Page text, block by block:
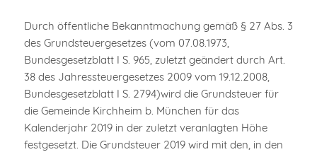
Durch öffentliche Bekanntmachung gemäß § 27 Abs. 3
des Grundsteuergesetzes (vom 07.08.1973,
Bundesgesetzblatt I S. 965, zuletzt geändert durch Art.
38 des Jahressteuergesetzes 2009 vom 19.12.2008,
Bundesgesetzblatt I S. 2794)wird die Grundsteuer für
die Gemeinde Kirchheim b. München für das
Kalenderjahr 2019 in der zuletzt veranlagten Höhe
festgesetzt. Die Grundsteuer 2019 wird mit den, in den